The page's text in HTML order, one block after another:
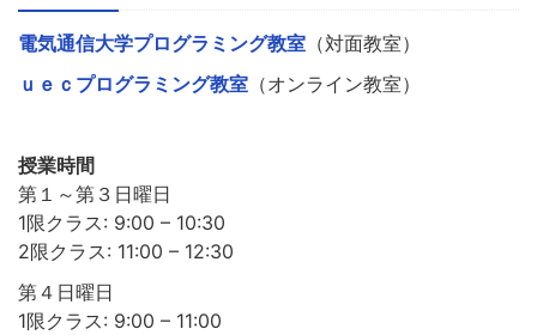
電気通信大学プログラミング教室 （対面教室）
ｕｅｃプログラミング教室 （オンライン教室）
授業時間
第１～第３日曜日
1限クラス: 9:00 – 10:30
2限クラス: 11:00 – 12:30
第４日曜日
1限クラス: 9:00 – 11:00